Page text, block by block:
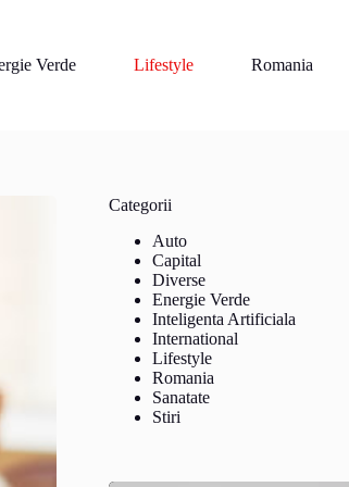
Verde Lifestyle Romania
Categorii
Auto
Capital
Diverse
Energie Verde
Inteligenta Artificiala
International
Lifestyle
Romania
Sanatate
Stiri